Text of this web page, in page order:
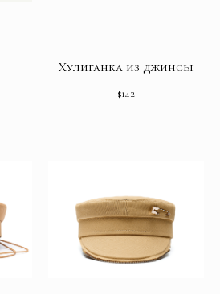
Хулиганка из джинсы
$142